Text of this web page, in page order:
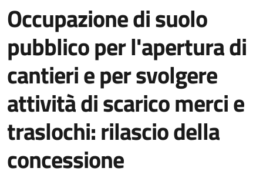
Occupazione di suolo
pubblico per l'apertura di
cantieri e per svolgere
attività di scarico merci e
traslochi: rilascio della
concessione